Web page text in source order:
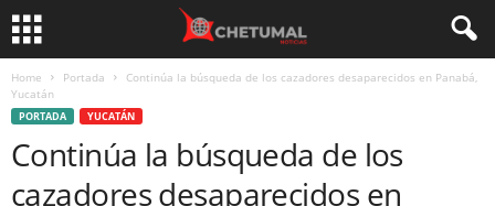
Home Portada
Continúa la búsqueda de los cazadores desaparecidos en Panabá,
Yucatán
PORTADA YUCATÁN
Continúa la búsqueda de los
cazadores desaparecidos en